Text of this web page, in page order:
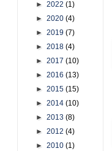
► 2022 (1)
► 2020 (4)
► 2019 (7)
► 2018 (4)
► 2017 (10)
► 2016 (13)
► 2015 (15)
► 2014 (10)
► 2013 (8)
► 2012 (4)
► 2010 (1)